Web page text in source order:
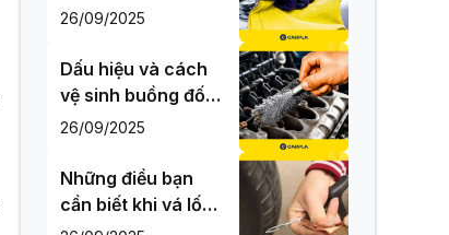
hiệu quả, tiết kiệm
26/09/2025
Dấu hiệu và cách
vệ sinh buồng đốt
ô tô với 4 bước dễ
26/09/2025
Những điều bạn
cần biết khi vá lốp
ô tô để đảm bảo an